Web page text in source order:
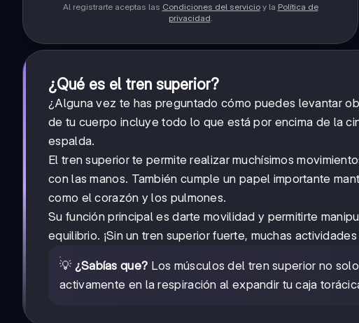
Al registrarte aceptas las Condiciones del servicioy la Política de
privacidad
¿Qué es el tren superior?
¿Alguna vez te has preguntado cómo puedes levantar
de tu cuerpo incluye todo lo que está por encima de la
espalda.
El tren superior te permite realizar muchísimos
con las manos. También cumple un papel importante
como el corazón y los pulmones.
Su función principal es darte movilidad y permitirte
equilibrio. ¡Sin un tren superior fuerte, muchas
💡 ¿Sabías que? Los músculos del tren superior no
activamente en la respiración al expandir tu caja